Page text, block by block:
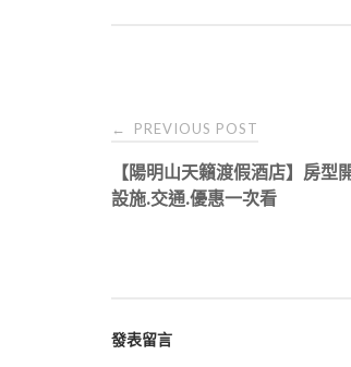
Post
navigation
← PREVIOUS POST
【陽明山天籟渡假酒店】房
設施.交通.優惠一次看
發表留言